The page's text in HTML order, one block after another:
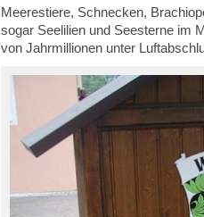
Meerestiere, Schnecken,
sogar Seelilien und Seesterne im
von Jahrmillionen unter